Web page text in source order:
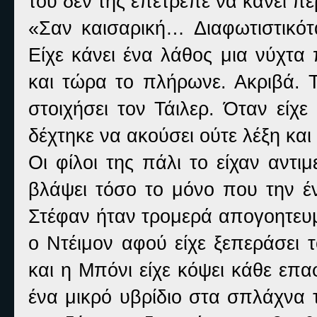
«Σαν καισαρική…
Είχε κάνει ένα λάθος μια
και τώρα το πλήρωνε. Ακριβά.
στοιχήσει τον Τάιλερ. Όταν
δέχτηκε να ακούσει ούτε λέξη και
Οι φίλοι της πάλι το είχαν
βλάψει τόσο το μόνο που την
Στέφαν ήταν τρομερά
ο Ντέιμον αφού είχε
και η Μπόνι είχε κόψει κάθε
ένα μικρό υβρίδιο στα σπλάχνα